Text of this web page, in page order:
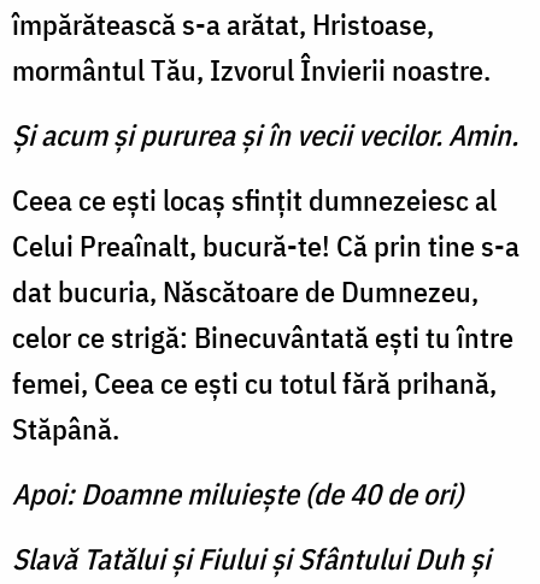
împărătească s-a arătat, Hristoase,
mormântul Tău, Izvorul Învierii noastre.
Şi acum şi pururea şi în vecii vecilor. Amin.
Ceea ce eşti locaş sfinţit dumnezeiesc al
Celui Preaînalt, bucură-te! Că prin tine s-a
dat bucuria, Născătoare de Dumnezeu,
celor ce strigă: Binecuvântată eşti tu între
femei, Ceea ce eşti cu totul fără prihană,
Stăpână.
Apoi: Doamne miluieşte (de 40 de ori)
Slavă Tatălui şi Fiului şi Sfântului Duh şi